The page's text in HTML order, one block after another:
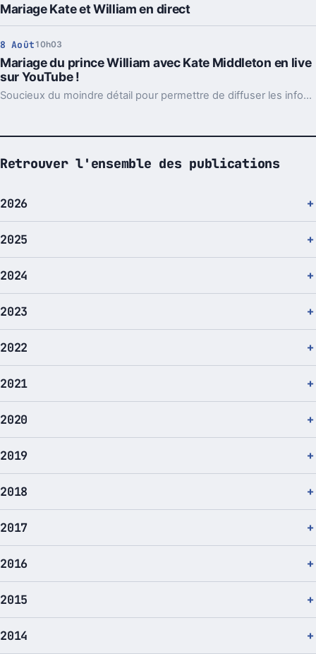
Mariage Kate et William en direct
8 Août 10h03
Mariage du prince William avec Kate Middleton en live
sur YouTube !
Soucieux du moindre détail pour permettre de diffuser les infos au plus grand nombre, le prince William a désiré que les responsables de sa communication tiennent un blog avec photos et informations détaillées.
Retrouver l'ensemble des publications
2026
2025
2024
2023
2022
2021
2020
2019
2018
2017
2016
2015
2014